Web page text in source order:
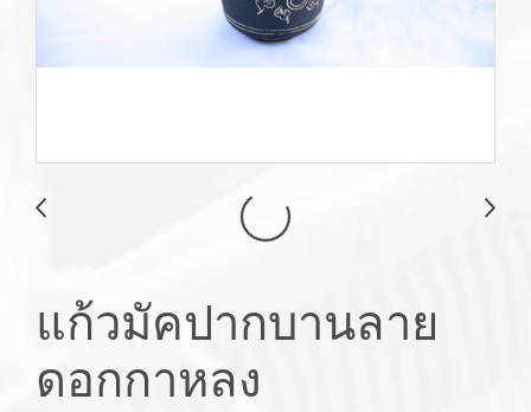
แก้วมัคปากบานลาย
ดอกกาหลง